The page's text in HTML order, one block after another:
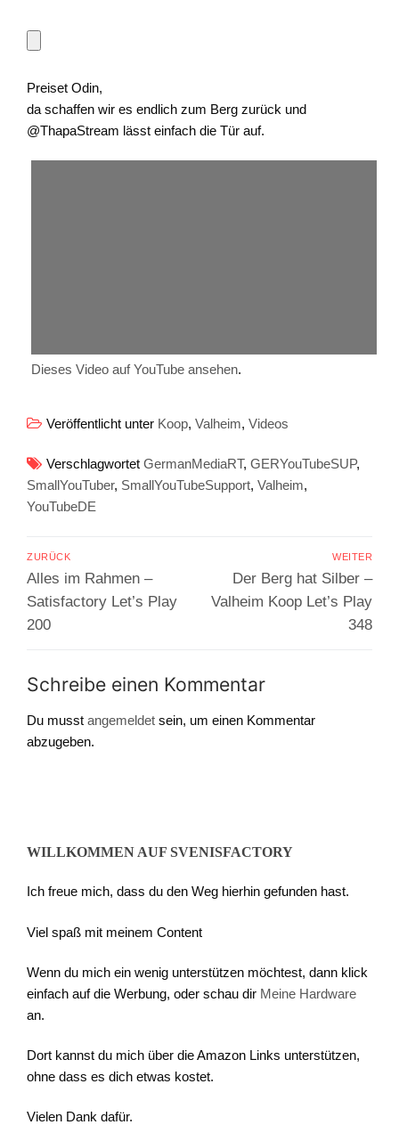
Preiset Odin,
da schaffen wir es endlich zum Berg zurück und
@ThapaStream lässt einfach die Tür auf.
Dieses Video auf YouTube ansehen.
Veröffentlicht unter Koop, Valheim, Videos
Verschlagwortet GermanMediaRT, GERYouTubeSUP,
SmallYouTuber, SmallYouTubeSupport, Valheim,
YouTubeDE
Beitragsnavigation
ZURÜCK
Vorheriger
Beitrag:
Alles im Rahmen –
Satisfactory Let’s Play
200
WEITER
Nächster
Beitrag:
Der Berg hat Silber –
Valheim Koop Let’s Play
348
Schreibe einen Kommentar
Du musst angemeldet sein, um einen Kommentar
abzugeben.
WILLKOMMEN AUF SVENISFACTORY
Ich freue mich, dass du den Weg hierhin gefunden hast.
Viel spaß mit meinem Content
Wenn du mich ein wenig unterstützen möchtest, dann klick
einfach auf die Werbung, oder schau dir Meine Hardware
an.
Dort kannst du mich über die Amazon Links unterstützen,
ohne dass es dich etwas kostet.
Vielen Dank dafür.